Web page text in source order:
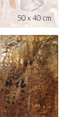
50 x 40 cm